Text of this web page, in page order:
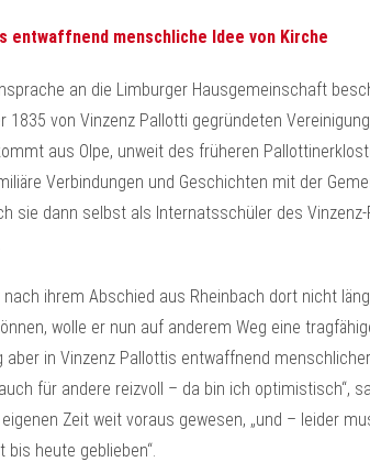
entwaffnend menschliche Idee von Kirche
an die Limburger Hausgemeinschaft
1835 von Vinzenz Pallotti gegründeten
aus Olpe, unweit des früheren
Verbindungen und Geschichten mit der
sie dann selbst als Internatsschüler des
nach ihrem Abschied aus Rheinbach dort nicht
wolle er nun auf anderem Weg eine
aber in Vinzenz Pallottis entwaffnend
für andere reizvoll – da bin ich optimistisch“,
Zeit weit voraus gewesen, „und – leider
bis heute geblieben“.